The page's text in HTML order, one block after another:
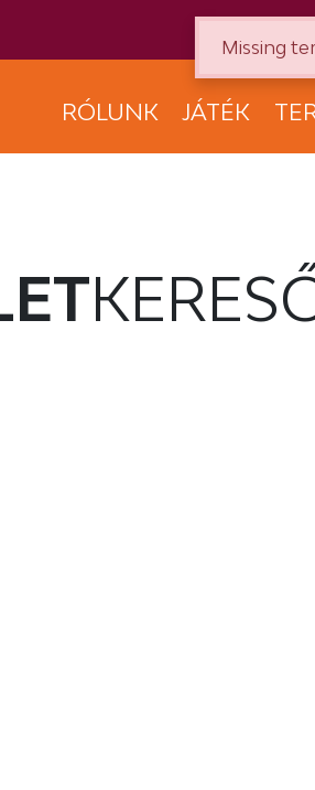
RÓLUNK JÁTÉK
Missing